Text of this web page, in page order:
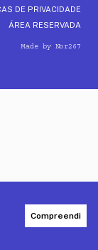
Compreendi